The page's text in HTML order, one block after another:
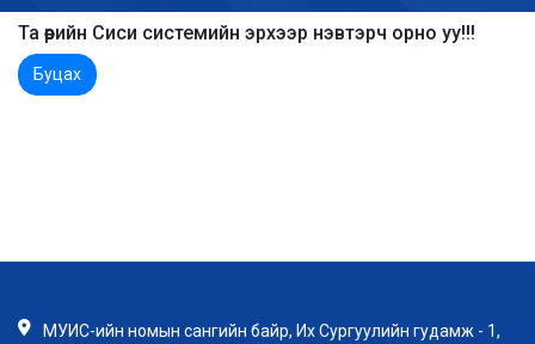
Та өөрийн Сиси системийн эрхээр нэвтэрч орно уу!!!
Буцах
МУИС-ийн номын сангийн байр, Их Сургуулийн гудамж - 1,